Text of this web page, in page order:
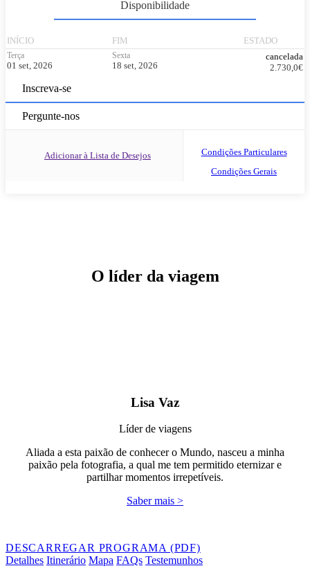
Disponibilidade
INÍCIO FIM ESTADO
Terça
01 set, 2026
Sexta
18 set, 2026
cancelada
2.730,0€
Inscreva-se
Pergunte-nos
Adicionar à Lista de Desejos
Condições Particulares
Condições Gerais
O líder da viagem
Lisa Vaz
Líder de viagens
Aliada a esta paixão de conhecer o Mundo, nasceu a minha
paixão pela fotografia, a qual me tem permitido eternizar e
partilhar momentos irrepetíveis.
Saber mais >
DESCARREGAR PROGRAMA (PDF)
Detalhes Itinerário Mapa FAQs Testemunhos